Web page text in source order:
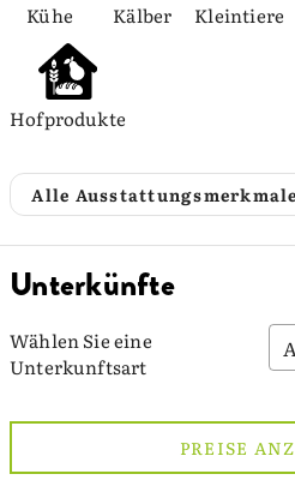
Kühe Kälber Kleintiere
Hofprodukte
Alle
Unterkünfte
Wählen Sie eine
Unterkunftsart
PREISE